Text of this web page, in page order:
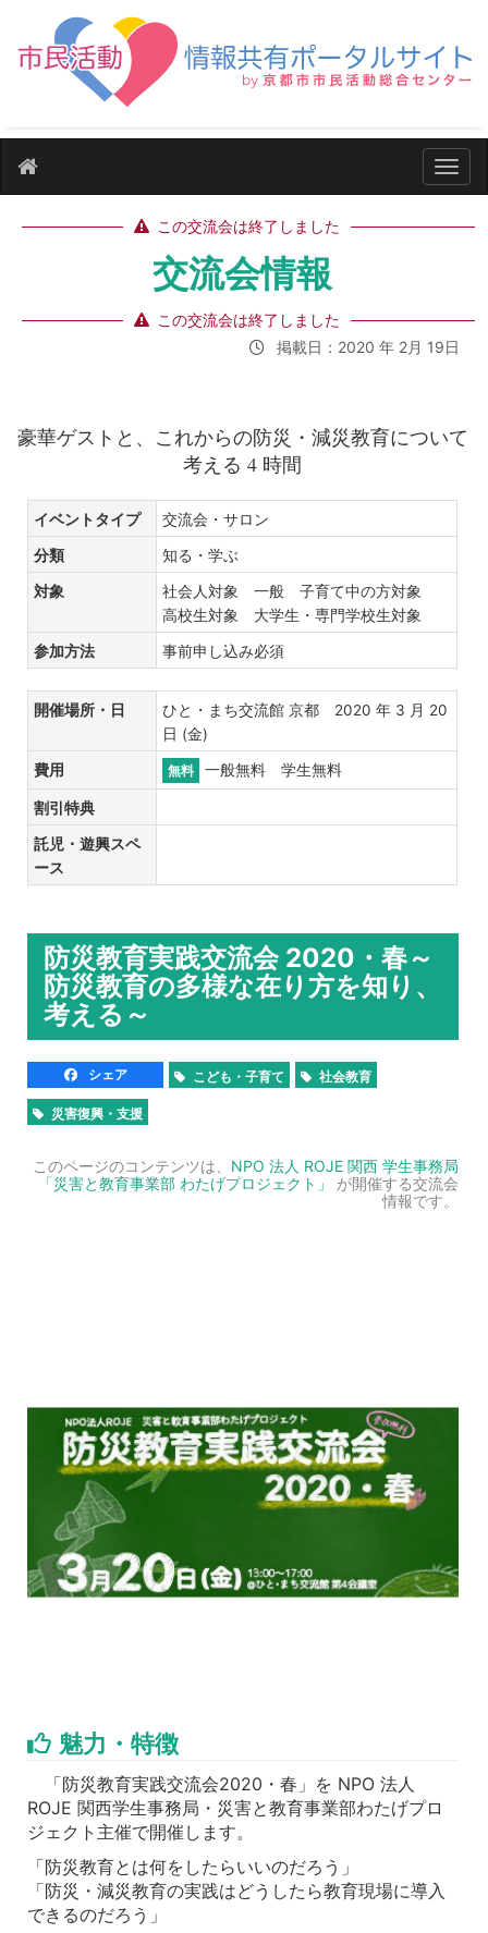
ナビ
この交流会は終了しました
交流会情報
この交流会は終了しました
掲載日：2020 年 2月 19日
豪華ゲストと、これからの防災・減災教育について
考える 4 時間
イベントタイプ 交流会・サロン
分類 知る・学ぶ
対象
社会人対象 一般 子育て中の方対象
高校生対象 大学生・専門学校生対象
参加方法 事前申し込み必須
開催場所・日
ひと・まち交流館 京都 2020 年 3 月 20
日 (金)
費用 無料 一般無料 学生無料
割引特典
託児・遊興スペ
ース
防災教育実践交流会 2020・春～
防災教育の多様な在り方を知り、
考える～
シェア こども・子育て 社会教育
災害復興・支援
このページのコンテンツは、 NPO 法人 ROJE 関西 学生事務局
「災害と教育事業部 わたげプロジェクト」
が開催する交流会
情報です。
魅力・特徴
「防災教育実践交流会2020・春」を NPO 法人
ROJE 関西学生事務局・災害と教育事業部わたげプロ
ジェクト主催で開催します。
「防災教育とは何をしたらいいのだろう」
「防災・減災教育の実践はどうしたら教育現場に導入
できるのだろう」